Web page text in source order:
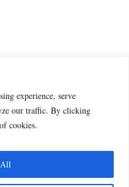
experience, serve
our traffic. By clicking
cookies.